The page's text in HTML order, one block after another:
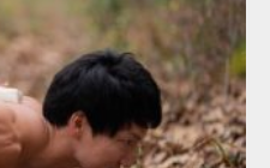
AKIHITO(細マッチョ)
上腕三頭筋